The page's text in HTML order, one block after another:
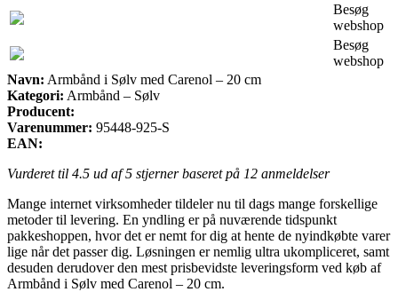
Besøg
webshop
Besøg
webshop
Navn: Armbånd i Sølv med Carenol – 20 cm
Kategori: Armbånd – Sølv
Producent:
Varenummer: 95448-925-S
EAN:
Vurderet til 4.5 ud af 5 stjerner baseret på 12 anmeldelser
Mange internet virksomheder tildeler nu til dags mange forskellige
metoder til levering. En yndling er på nuværende tidspunkt
pakkeshoppen, hvor det er nemt for dig at hente de nyindkøbte varer
lige når det passer dig. Løsningen er nemlig ultra ukompliceret, samt
desuden derudover den mest prisbevidste leveringsform ved køb af
Armbånd i Sølv med Carenol – 20 cm.